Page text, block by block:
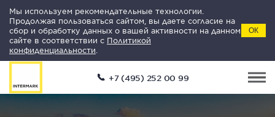
Мы используем рекомендательные технологии.
Продолжая пользоваться сайтом, вы даете согласие на
сбор и обработку данных о вашей активности на данном
сайте в соответствии с Политикой
конфиденциальности
ОК
+7 (495) 252 00 99